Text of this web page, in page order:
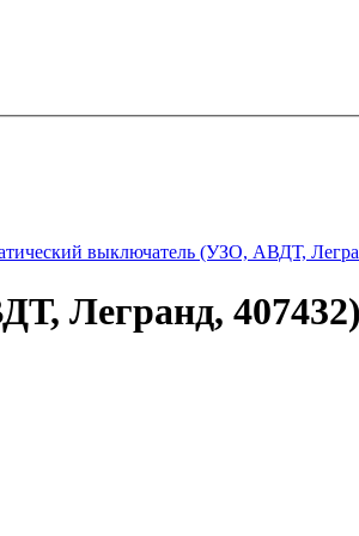
выключатель (УЗО, АВДТ,
Легранд,